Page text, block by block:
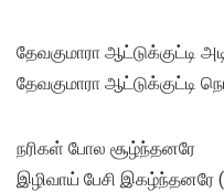
தேவகுமாரா ஆட்டுக்குட்டி
தேவகுமாரா ஆட்டுக்குட்டி
நரிகள் போல சூழ்ந்தனரே
இழிவாய் பேசி இகழ்ந்தனரே